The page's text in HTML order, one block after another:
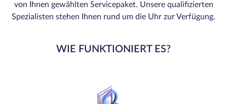
von Ihnen gewählten Servicepaket. Unsere qualifizierten
Spezialisten stehen Ihnen rund um die Uhr zur Verfügung.
WIE FUNKTIONIERT ES?